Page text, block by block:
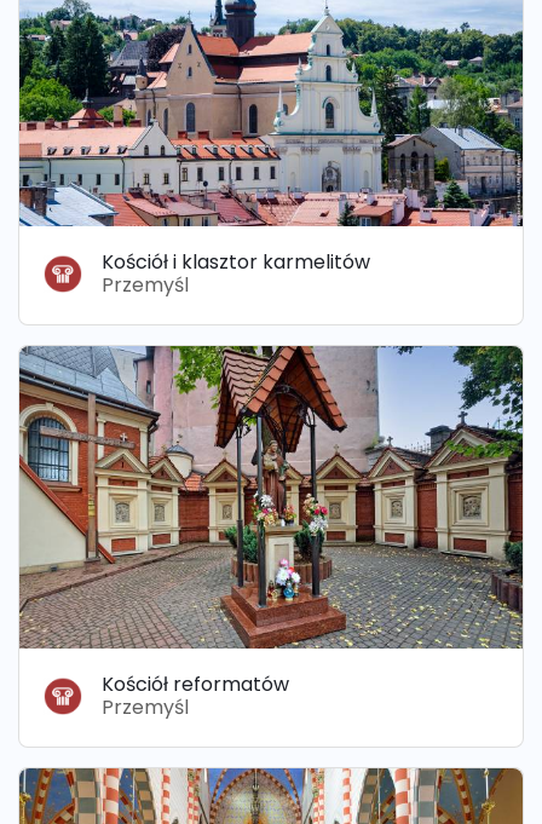
Kościół i klasztor karmelitów
Przemyśl
Kościół reformatów
Przemyśl